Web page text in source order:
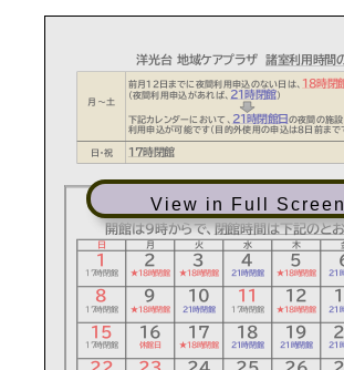
View in Full Screen